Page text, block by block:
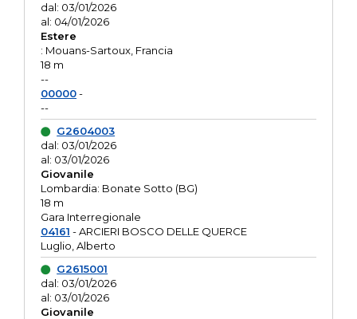
dal: 03/01/2026
al: 04/01/2026
Estere
: Mouans-Sartoux, Francia
18 m
--
00000-
--
G2604003
dal: 03/01/2026
al: 03/01/2026
Giovanile
Lombardia: Bonate Sotto (BG)
18 m
Gara Interregionale
04161 - ARCIERI BOSCO DELLE QUERCE
Luglio, Alberto
G2615001
dal: 03/01/2026
al: 03/01/2026
Giovanile